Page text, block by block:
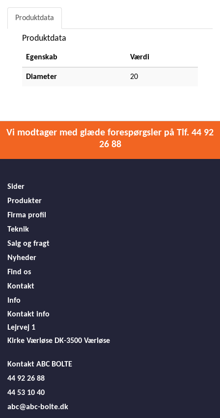
Produktdata
Produktdata
Egenskab Værdi
Diameter 20
Vi modtager med glæde forespørgsler på Tlf. 44 92
26 88
Sider
Produkter
Firma profil
Teknik
Salg og fragt
Nyheder
Find os
Kontakt
Info
Kontakt info
Lejrvej 1
Kirke Værløse DK-3500 Værløse
Kontakt ABC BOLTE
44 92 26 88
44 53 10 40
abc@abc-bolte.dk